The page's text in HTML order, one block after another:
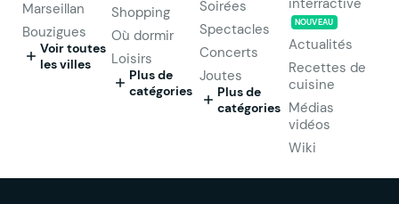
Marseillan
Bouzigues
Voir toutes
les villes
Shopping
Où dormir
Loisirs
Plus de
catégories
Soirées
Spectacles
Concerts
Joutes
Plus de
catégories
NOUVEAU
Actualités
Recettes de
cuisine
Médias
vidéos
Wiki